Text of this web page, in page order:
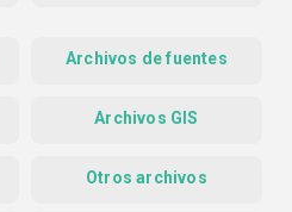
Archivos de fuentes
Archivos GIS
Otros archivos